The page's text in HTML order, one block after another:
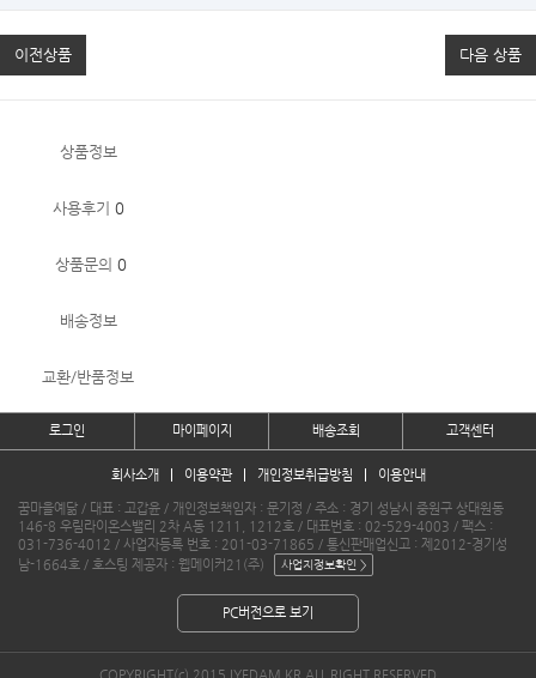
이전상품 다음 상품
상품정보
사용후기 0
상품문의 0
배송정보
교환/반품정보
로그인 마이페이지 배송조회 고객센터
회사소개 이용약관 개인정보취급방침 이용안내
꿈마을예닮 / 대표 : 고갑윤 / 개인정보책임자 : 문기정 / 주소 : 경기 성남시 중원구 상대원동
146-8 우림라이온스밸리 2차 A동 1211, 1212호 / 대표번호 : 02-529-4003 / 팩스 :
031-736-4012 / 사업자등록 번호 : 201-03-71865 / 통신판매업신고 : 제2012-경기성
남-1664호 / 호스팅 제공자 : 웹메이커21(주)
PC버전으로 보기